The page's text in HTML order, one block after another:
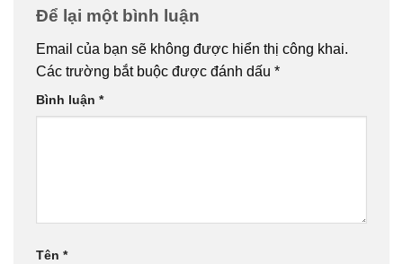
Để lại một bình luận
Email của bạn sẽ không được hiển thị công khai.
Các trường bắt buộc được đánh dấu *
Bình luận *
Tên *